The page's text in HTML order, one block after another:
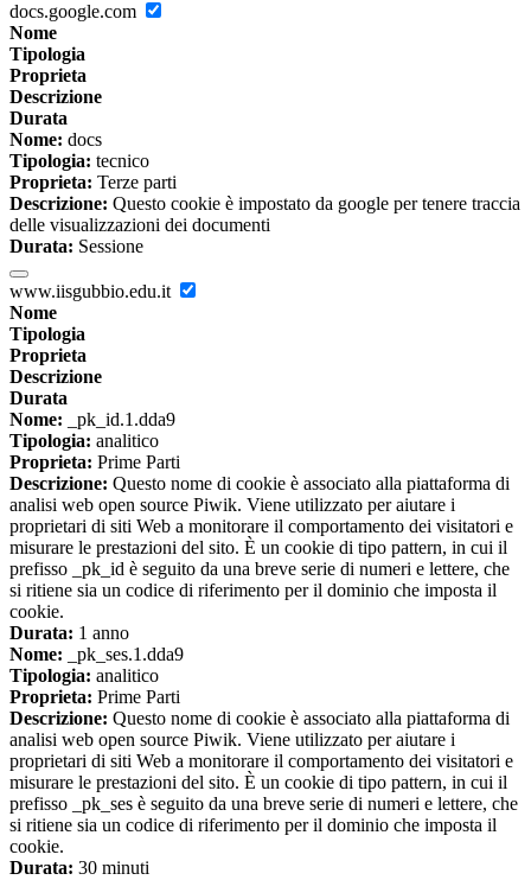
docs.google.com
Nome
Tipologia
Proprieta
Descrizione
Durata
Nome: docs
Tipologia: tecnico
Proprieta: Terze parti
Descrizione: Questo cookie è impostato da google per tenere traccia
delle visualizzazioni dei documenti
Durata: Sessione
www.iisgubbio.edu.it
Nome
Tipologia
Proprieta
Descrizione
Durata
Nome: _pk_id.1.dda9
Tipologia: analitico
Proprieta: Prime Parti
Descrizione: Questo nome di cookie è associato alla piattaforma di
analisi web open source Piwik. Viene utilizzato per aiutare i
proprietari di siti Web a monitorare il comportamento dei visitatori e
misurare le prestazioni del sito. È un cookie di tipo pattern, in cui il
prefisso _pk_id è seguito da una breve serie di numeri e lettere, che
si ritiene sia un codice di riferimento per il dominio che imposta il
cookie.
Durata: 1 anno
Nome: _pk_ses.1.dda9
Tipologia: analitico
Proprieta: Prime Parti
Descrizione: Questo nome di cookie è associato alla piattaforma di
analisi web open source Piwik. Viene utilizzato per aiutare i
proprietari di siti Web a monitorare il comportamento dei visitatori e
misurare le prestazioni del sito. È un cookie di tipo pattern, in cui il
prefisso _pk_ses è seguito da una breve serie di numeri e lettere, che
si ritiene sia un codice di riferimento per il dominio che imposta il
cookie.
Durata: 30 minuti